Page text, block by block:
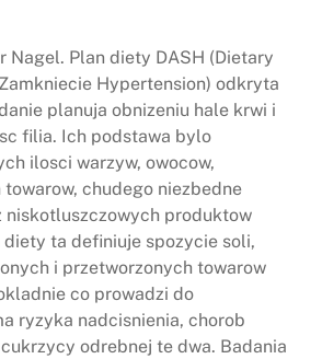
Nagel. Plan diety DASH (Dietary
Hypertension) odkryta
planuja obnizeniu hale krwi i
filia. Ich podstawa bylo
ilosci warzyw, owocow,
chudego niezbedne
niskotluszczowych produktow
diety ta definiuje spozycie soli,
i przetworzonych towarow
co prowadzi do
ryzyka nadcisnienia, chorob
odrebnej te dwa. Badania